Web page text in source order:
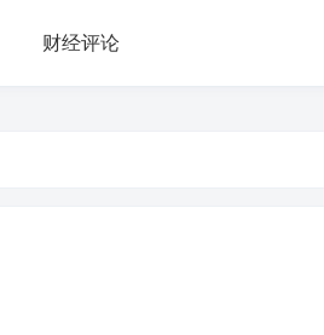
财经评论